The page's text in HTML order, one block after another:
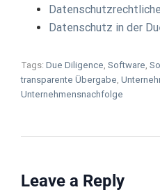
Datenschutz in der
Tags: Due Diligence, Software,
transparente Übergabe,
Unternehmensnachfolge
Leave a Reply